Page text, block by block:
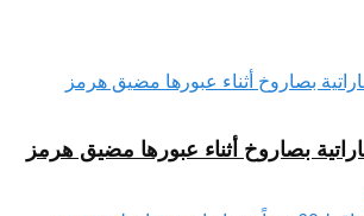
بصاروخ أثناء عبورها مضيق هرمز